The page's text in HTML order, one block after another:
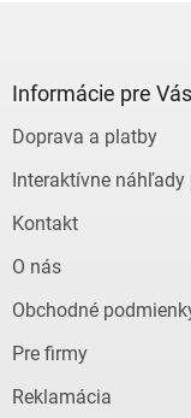
Informácie pre Vás
Doprava a platby
Interaktívne
Kontakt
O nás
Obchodné
Pre firmy
Reklamácia